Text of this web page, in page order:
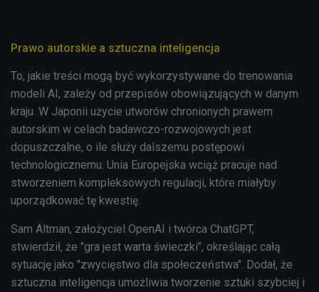
Prawo autorskie a sztuczna inteligencja
To, jakie treści mogą być wykorzystywane do trenowania
modeli AI, zależy od przepisów obowiązujących w danym
kraju. W Japonii użycie utworów chronionych prawem
autorskim w celach badawczo-rozwojowych jest
dopuszczalne, o ile służy dalszemu postępowi
technologicznemu. Unia Europejska wciąż pracuje nad
stworzeniem kompleksowych regulacji, które miałyby
uporządkować tę kwestię.
Sam Altman, założyciel OpenAI i twórca ChatGPT,
stwierdził, że "gra jest warta świeczki", określając całą
sytuację jako "zwycięstwo dla społeczeństwa". Dodał, że
sztuczna inteligencja umożliwia tworzenie sztuki szybciej i